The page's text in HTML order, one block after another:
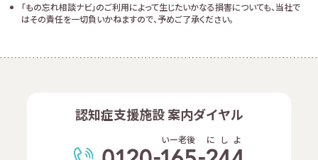
「もの忘れ相談ナビ」のご利用によって生じたいかなる損害についても、当社で
はその責任を一切負いかねますので、予めご了承ください。
認知症支援施設 案内ダイヤル
いー老後 に し よ